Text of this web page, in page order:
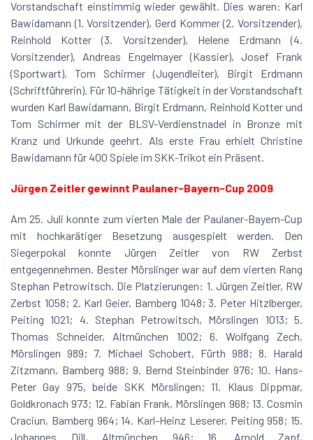
Vorstandschaft einstimmig wieder gewählt. Dies waren: Karl
Bawidamann (1. Vorsitzender), Gerd Kommer (2. Vorsitzender),
Reinhold Kotter (3. Vorsitzender), Helene Erdmann (4.
Vorsitzender), Andreas Engelmayer (Kassier), Josef Frank
(Sportwart), Tom Schirmer (Jugendleiter), Birgit Erdmann
(Schriftführerin). Für 10-hährige Tätigkeit in der Vorstandschaft
wurden Karl Bawidamann, Birgit Erdmann, Reinhold Kotter und
Tom Schirmer mit der BLSV-Verdienstnadel in Bronze mit
Kranz und Urkunde geehrt. Als erste Frau erhielt Christine
Bawidamann für 400 Spiele im SKK-Trikot ein Präsent.
Jürgen Zeitler gewinnt Paulaner-Bayern-Cup 2009
Am 25. Juli konnte zum vierten Male der Paulaner-Bayern-Cup
mit hochkarätiger Besetzung ausgespielt werden. Den
Siegerpokal konnte Jürgen Zeitler von RW Zerbst
entgegennehmen. Bester Mörslinger war auf dem vierten Rang
Stephan Petrowitsch. Die Platzierungen: 1. Jürgen Zeitler, RW
Zerbst 1058; 2. Karl Geier, Bamberg 1048; 3. Peter Hitzlberger,
Peiting 1021; 4. Stephan Petrowitsch, Mörslingen 1013; 5.
Thomas Schneider, Altmünchen 1002; 6. Wolfgang Zech,
Mörslingen 989; 7. Michael Schobert, Fürth 988; 8. Harald
Zitzmann, Bamberg 988; 9. Bernd Steinbinder 976; 10. Hans-
Peter Gay 975, beide SKK Mörslingen; 11. Klaus Dippmar,
Goldkronach 973; 12. Fabian Frank, Mörslingen 968; 13. Cosmin
Craciun, Bamberg 964; 14. Karl-Heinz Leserer, Peiting 958; 15.
Johannes Dill, Altmünchen 946; 16. Arnold Zapf,